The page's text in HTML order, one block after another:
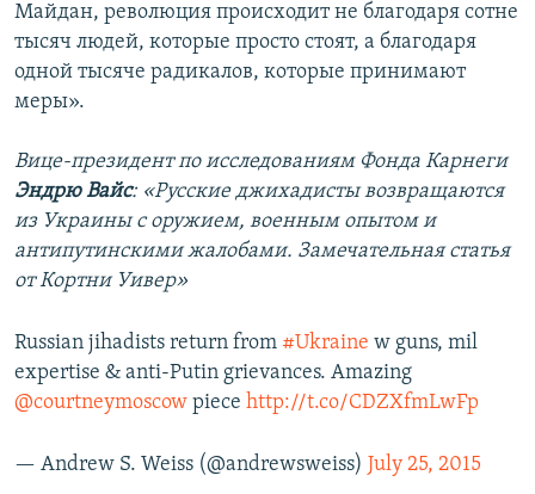
Майдан, революция происходит не благодаря сотне
тысяч людей, которые просто стоят, а благодаря
одной тысяче радикалов, которые принимают
меры».
Вице-президент по исследованиям Фонда Карнеги
Эндрю Вайс: «Русские джихадисты возвращаются
из Украины с оружием, военным опытом и
антипутинскими жалобами. Замечательная статья
от Кортни Уивер»
Russian jihadists return from #Ukraine w guns, mil
expertise & anti-Putin grievances. Amazing
@courtneymoscow piece http://t.co/CDZXfmLwFp
— Andrew S. Weiss (@andrewsweiss) July 25, 2015